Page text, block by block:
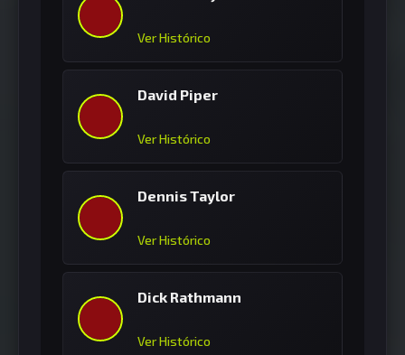
Ver Histórico
David Piper
Ver Histórico
Dennis Taylor
Ver Histórico
Dick Rathmann
Ver Histórico